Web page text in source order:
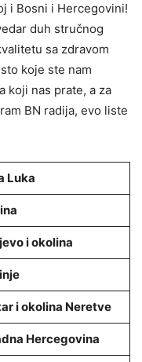
i Bosni i Hercegovini!
duh stručnog
sa zdravom
koje ste nam
koji nas prate, a za
BN radija, evo liste
Luka
i okolina
i okolina Neretve
Hercegovina